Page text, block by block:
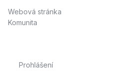
Webová stránka
Komunita
Prohlášení